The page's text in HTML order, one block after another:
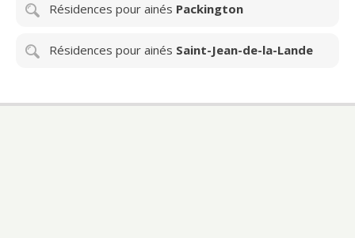
Résidences pour ainés Packington
Résidences pour ainés Saint-Jean-de-la-Lande